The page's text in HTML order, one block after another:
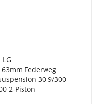
LG
Federweg
30.9/300
2-Piston